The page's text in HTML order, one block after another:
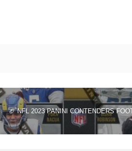
🏈 NFL 2023 PANINI CONTENDERS
BLASTER【製品情報】